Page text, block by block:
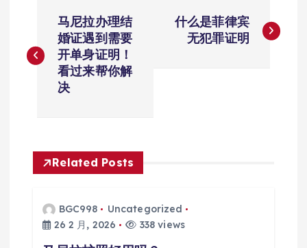
章
导
马尼拉办理结
婚证遇到需要
开单身证明！
看过来帮你解
决
什么是菲律宾
无犯罪证明
Related Posts
BGC998
Uncategorized
26 2 月, 2026
338 views